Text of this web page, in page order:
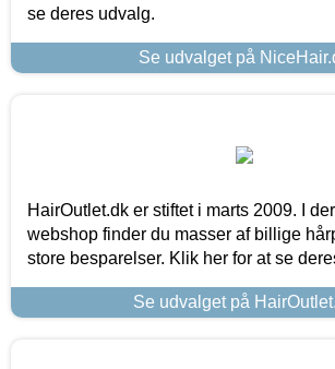
se deres udvalg.
Se udvalget på
HairOutlet.dk er stiftet i marts 2009. I
webshop finder du masser af billige
store besparelser. Klik her for at se
Se udvalget på